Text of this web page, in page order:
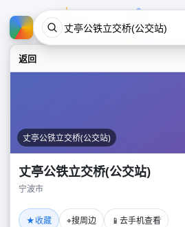
返回
丈亭公铁立交桥(公交站)
丈亭公铁立交桥(公交站)
宁波市
★收藏 ⌖搜周边 📱 去手机查看